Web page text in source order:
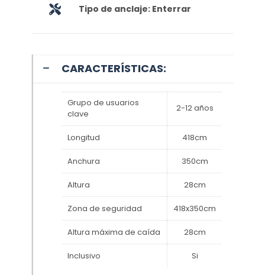
Tipo de anclaje: Enterrar
CARACTERÍSTICAS:
Grupo de usuarios
clave
2-12 años
Longitud 418cm
Anchura 350cm
Altura 28cm
Zona de seguridad 418x350cm
Altura máxima de caída 28cm
Inclusivo Si